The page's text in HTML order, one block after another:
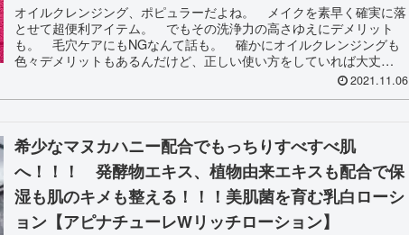
オイルクレンジング、ポピュラーだよね。 メイクを素早く確実に落
とせて超便利アイテム。 でもその洗浄力の高さゆえにデメリット
も。 毛穴ケアにもNGなんて話も。 確かにオイルクレンジングも
色々デメリットもあるんだけど、正しい使い方をしていれば大丈
2021.11.06
希少なマヌカハニー配合でもっちりすべすべ肌
へ！！！ 発酵物エキス、植物由来エキスも配合で保
湿も肌のキメも整える！！！美肌菌を育む乳白ローシ
ョン【アピナチューレWリッチローション】